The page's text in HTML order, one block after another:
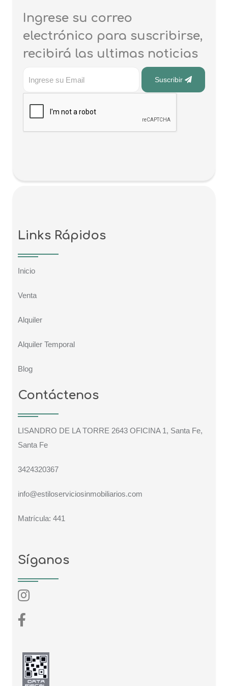
Ingrese su correo
electrónico para suscribirse,
recibirá las ultimas noticias
Suscribir
Links Rápidos
Inicio
Venta
Alquiler
Alquiler Temporal
Blog
Contáctenos
LISANDRO DE LA TORRE 2643 OFICINA 1, Santa Fe,
Santa Fe
3424320367
info@estiloserviciosinmobiliarios.com
Matrícula: 441
Síganos